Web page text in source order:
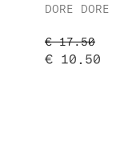
€ 17.50
€ 10.50